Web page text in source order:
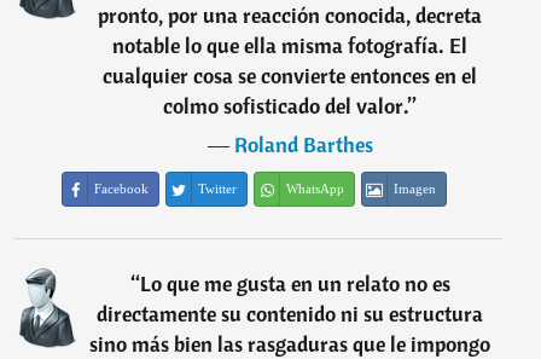
pronto, por una reacción conocida, decreta
notable lo que ella misma fotografía. El
cualquier cosa se convierte entonces en el
colmo sofisticado del valor.”
―Roland Barthes
Facebook Twitter WhatsApp Imagen
“Lo que me gusta en un relato no es
directamente su contenido ni su estructura
sino más bien las rasgaduras que le impongo